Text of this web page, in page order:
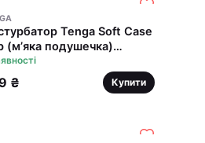
Tenga Soft Case
(м’яка подушечка)
₴ Купити